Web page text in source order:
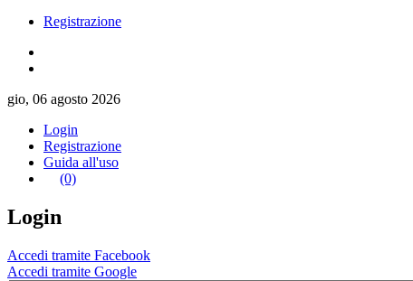
Registrazione
gio, 06 agosto 2026
Login
Registrazione
Guida all'uso
(0)
Login
Accedi tramite Facebook
Accedi tramite Google